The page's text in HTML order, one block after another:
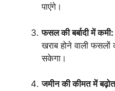
पाएंगे।
फसल की बर्बादी में कमी:
खराब होने वाली फसलों
सकेगा।
जमीन की कीमत में